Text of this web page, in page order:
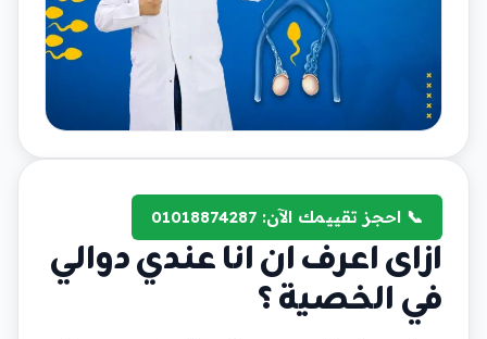
📞 احجز تقييمك الآن: 01018874287
ازاى اعرف ان انا عندي دوالي
في الخصية ؟